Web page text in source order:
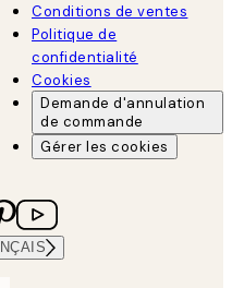
Conditions de ventes
Politique de
confidentialité
Cookies
Demande d'annulation
de commande
Gérer les cookies